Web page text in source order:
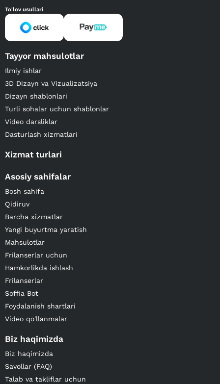
To'lov usullari
Tayyor mahsulotlar
Ilmiy ishlar
3D Dizayn va Vizualizatsiya
Dizayn shablonlari
Turli sohalar uchun shablonlar
Video darsliklar
Dasturlash xizmatlari
Xizmat turlari
Asosiy sahifalar
Bosh sahifa
Qidiruv
Barcha xizmatlar
Yangi buyurtma yaratish
Mahsulotlar
Frilanserlar uchun
Hamkorlikda ishlash
Frilanserlar
Soffia Bot
Foydalanish shartlari
Video qo'llanmalar
Biz haqimizda
Biz haqimizda
Savollar (FAQ)
Talab va takliflar uchun